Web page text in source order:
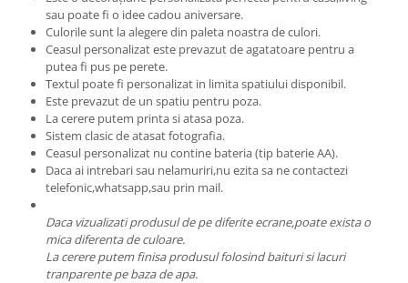
sau poate fi o idee cadou aniversare.
Culorile sunt la alegere din paleta noastra de culori.
Ceasul personalizat este prevazut de agatatoare pentru a
putea fi pus pe perete.
Textul poate fi personalizat in limita spatiului disponibil.
Este prevazut de un spatiu pentru poza.
La cerere putem printa si atasa poza.
Sistem clasic de atasat fotografia.
Ceasul personalizat nu contine bateria (tip baterie AA).
Daca ai intrebari sau nelamuriri,nu ezita sa ne contactezi
telefonic,whatsapp,sau prin mail.
Daca vizualizati produsul de pe diferite ecrane,poate exista o
mica diferenta de culoare.
La cerere putem finisa produsul folosind baituri si lacuri
tranparente pe baza de apa.